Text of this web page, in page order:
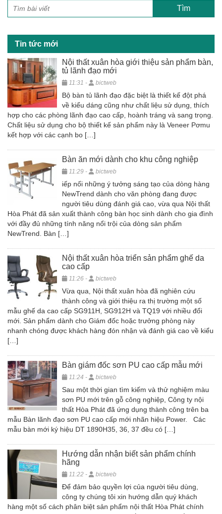
Tin tức mới
Nội thất xuân hòa giới thiệu sản phẩm bàn,
tủ lãnh đạo mới
11:31 - bictweb
Bộ bàn tủ lãnh đạo đặc biệt là thiết kế đột phá
về kiểu dáng cũng như chất liệu sử dụng, thích
hợp cho các phòng lãnh đạo cao cấp, hoành tráng và sang trọng.
Chất liệu sử dụng cho bộ thiết kế sản phẩm này là Veneer Pơmu
kết hợp với các cạnh bo […]
Bàn ăn mới dành cho khu công nghiệp
11:29 - bictweb
iếp nối những ý tưởng sáng tạo của dòng hàng
NewTrend dành cho văn phòng đang được
người tiêu dùng đánh giá cao, vừa qua Nội thất
Hòa Phát đã sản xuất thành công bàn học sinh dành cho gia đình
với đầy đủ những tính năng nổi trội của dòng sản phẩm
NewTrend. Bàn […]
Nội thất xuân hòa triển sản phẩm ghế da
cao cấp
11:26 - bictweb
Vừa qua, Nội thất xuân hòa đã nghiên cứu
thành công và giới thiệu ra thị trường một số
mẫu ghế da cao cấp SG911H, SG912H và TQ19 với nhiều đổi
mới. Sản phẩm dành cho Giám đốc hoặc trưởng phòng này
nhanh chóng được khách hàng đón nhận và đánh giá cao về kiểu
[…]
Bàn giám đốc sơn PU cao cấp mẫu mới
11:24 - bictweb
Sau một thời gian tìm kiếm và thử nghiệm màu
sơn PU mới trên gỗ công nghiệp, Công ty nội
thất Hòa Phát đã ứng dụng thành công trên ba
mẫu Bàn lãnh đạo sơn PU cao cấp mới nhãn hiệu Power. Các
mẫu bàn mới ký hiệu DT 1890H35, 36, 37 đều có […]
Hướng dẫn nhận biết sản phẩm chính
hãng
11:22 - bictweb
Để đảm bảo quyền lợi của người tiêu dùng,
công ty chúng tôi xin hướng dẫn quý khách
hàng một số cách phân biệt sản phẩm nội thất Hòa Phát chính